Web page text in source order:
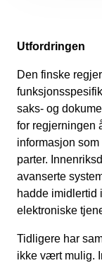
Utfordringen
Den finske
saks- og
for regjerningen
informasjon
parter.
avanserte
hadde imidlertid
elektroniske
Tidligere har
ikke vært mulig.